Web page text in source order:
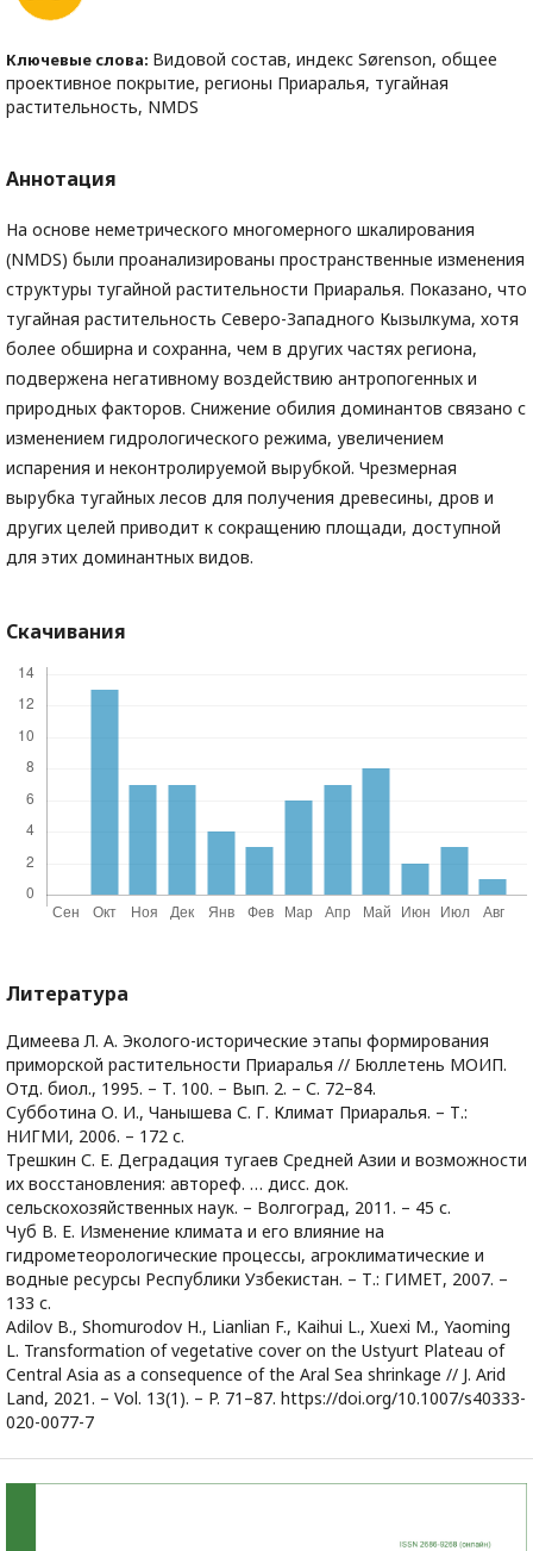
Ключевые слова: Видовой состав, индекс Sørenson, общее
проективное покрытие, регионы Приаралья, тугайная
растительность, NMDS
Аннотация
На основе неметрического многомерного шкалирования
(NMDS) были проанализированы пространственные изменения
структуры тугайной растительности Приаралья. Показано, что
тугайная растительность Северо-Западного Кызылкума, хотя
более обширна и сохранна, чем в других частях региона,
подвержена негативному воздействию антропогенных и
природных факторов. Снижение обилия доминантов связано с
изменением гидрологического режима, увеличением
испарения и неконтролируемой вырубкой. Чрезмерная
вырубка тугайных лесов для получения древесины, дров и
других целей приводит к сокращению площади, доступной
для этих доминантных видов.
Скачивания
Литература
Димеева Л. А. Эколого-исторические этапы формирования
приморской растительности Приаралья // Бюллетень МОИП.
Отд. биол., 1995. – Т. 100. – Вып. 2. – С. 72–84.
Субботина О. И., Чанышева С. Г. Климат Приаралья. – Т.:
НИГМИ, 2006. – 172 с.
Трешкин С. Е. Деградация тугаев Средней Азии и возможности
их восстановления: автореф. … дисс. док.
сельскохозяйственных наук. – Волгоград, 2011. – 45 с.
Чуб В. Е. Изменение климата и его влияние на
гидрометеорологические процессы, агроклиматические и
водные ресурсы Республики Узбекистан. – Т.: ГИМЕТ, 2007. –
133 с.
Adilov B., Shomurodov H., Lianlian F., Kaihui L., Xuexi M., Yaoming
L. Transformation of vegetative cover on the Ustyurt Plateau of
Central Asia as a consequence of the Aral Sea shrinkage // J. Arid
Land, 2021. – Vol. 13(1). – P. 71–87. https://doi.org/10.1007/s40333-
020-0077-7